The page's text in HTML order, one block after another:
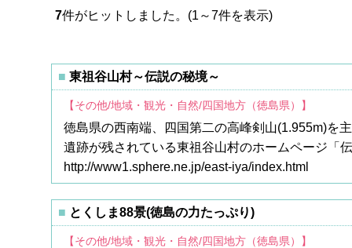
7件がヒットしました。(1～7件を表示)
東祖谷山村～伝説の秘境～
【その他/地域・観光・自然/四国地方（徳島県）】
徳島県の西南端、四国第二の高峰剣山(1.955m)を
遺跡が残されている東祖谷山村のホームページ「
http://www1.sphere.ne.jp/east-iya/index.html
とくしま88景(徳島の力たっぷり)
【その他/地域・観光・自然/四国地方（徳島県）】